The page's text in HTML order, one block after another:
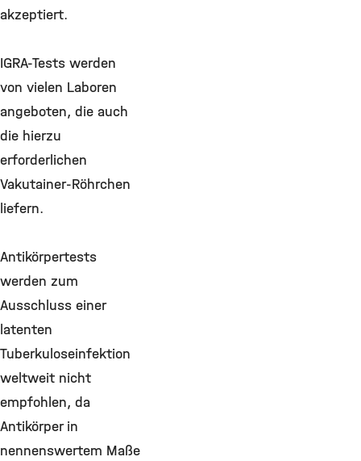
akzeptiert.
IGRA-Tests werden
von vielen Laboren
angeboten, die auch
die hierzu
erforderlichen
Vakutainer-Röhrchen
liefern.
Antikörpertests
werden zum
Ausschluss einer
latenten
Tuberkuloseinfektion
weltweit nicht
empfohlen, da
Antikörper in
nennenswertem Maße